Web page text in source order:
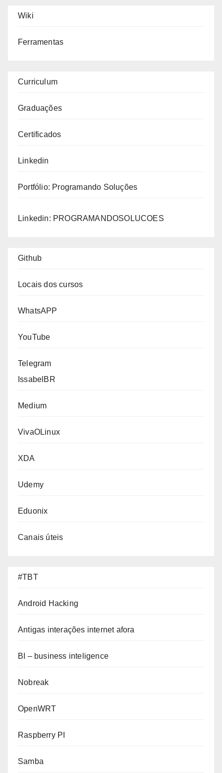
Wiki
Ferramentas
Curriculum
Graduações
Certificados
Linkedin
Portfólio: Programando Soluções
Linkedin: PROGRAMANDOSOLUCOES
Github
Locais dos cursos
WhatsAPP
YouTube
Telegram
IssabelBR
Medium
VivaOLinux
XDA
Udemy
Eduonix
Canais úteis
#TBT
Android Hacking
Antigas interações internet afora
BI – business inteligence
Nobreak
OpenWRT
Raspberry PI
Samba